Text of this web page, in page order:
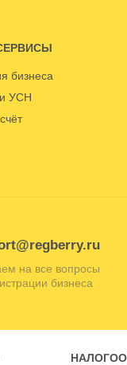
бизнеса
УСН
на все вопросы
бизнеса